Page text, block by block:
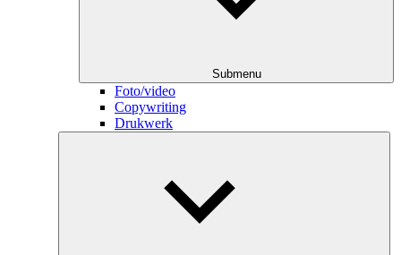
Submenu
Foto/video
Copywriting
Drukwerk